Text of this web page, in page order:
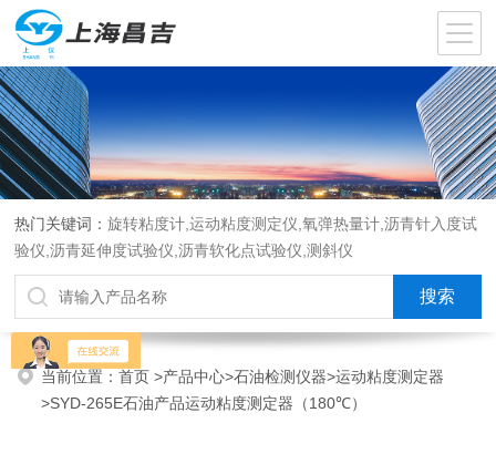
热门关键词：旋转粘度计,运动粘度测定仪,氧弹热量计,沥青针入度试
验仪,沥青延伸度试验仪,沥青软化点试验仪,测斜仪
当前位置：首页>产品中心>石油检测仪器>运动粘度测定器
>SYD-265E石油产品运动粘度测定器（180℃）